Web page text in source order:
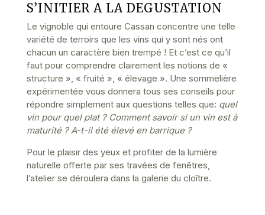
S’INITIER A LA DEGUSTATION
Le vignoble qui entoure Cassan concentre une telle
variété de terroirs que les vins qui y sont nés ont
chacun un caractère bien trempé ! Et c’est ce qu’il
faut pour comprendre clairement les notions de «
structure », « fruité », « élevage ». Une sommelière
expérimentée vous donnera tous ses conseils pour
répondre simplement aux questions telles que: quel
vin pour quel plat ? Comment savoir si un vin est à
maturité ? A-t-il été élevé en barrique ?
Pour le plaisir des yeux et profiter de la lumière
naturelle offerte par ses travées de fenêtres,
l’atelier se déroulera dans la galerie du cloître.